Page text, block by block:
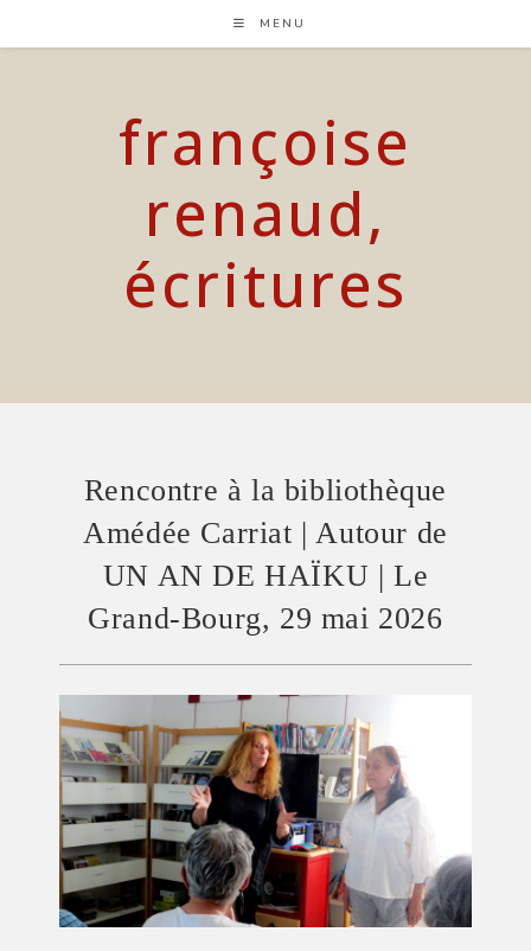
content
MENU
françoise
renaud,
écritures
Rencontre à la bibliothèque
Amédée Carriat | Autour de
UN AN DE HAÏKU | Le
Grand-Bourg, 29 mai 2026